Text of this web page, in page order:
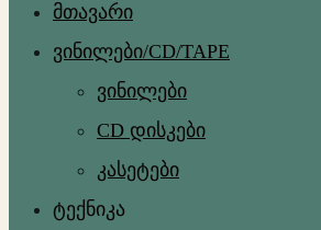
მთავარი
ვინილები/CD/TAPE
ვინილები
CD დისკები
კასეტები
ტექნიკა